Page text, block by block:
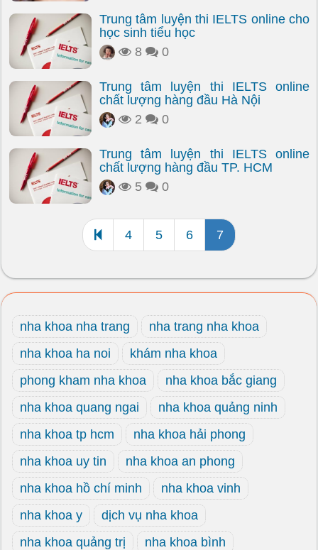
Trung tâm luyện thi IELTS online cho
học sinh tiểu học
8
0
Trung tâm luyện thi IELTS online
chất lượng hàng đầu Hà Nội
2
0
Trung tâm luyện thi IELTS online
chất lượng hàng đầu TP. HCM
5
0
4 5 6 7
nha khoa nha trang
nha trang nha khoa
nha khoa ha noi
khám nha khoa
phong kham nha khoa
nha khoa bắc giang
nha khoa quang ngai
nha khoa quảng ninh
nha khoa tp hcm
nha khoa hải phong
nha khoa uy tin
nha khoa an phong
nha khoa hồ chí minh
nha khoa vinh
nha khoa y
dịch vụ nha khoa
nha khoa quảng trị
nha khoa bình